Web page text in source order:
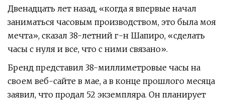
Двенадцать лет назад, «когда я впервые начал
заниматься часовым производством, это была моя
мечта», сказал 38-летний г-н Шапиро, «сделать
часы с нуля и все, что с ними связано».
Бренд представил 38-миллиметровые часы на
своем веб-сайте в мае, а в конце прошлого месяца
заявил, что продал 52 экземпляра. Он планирует